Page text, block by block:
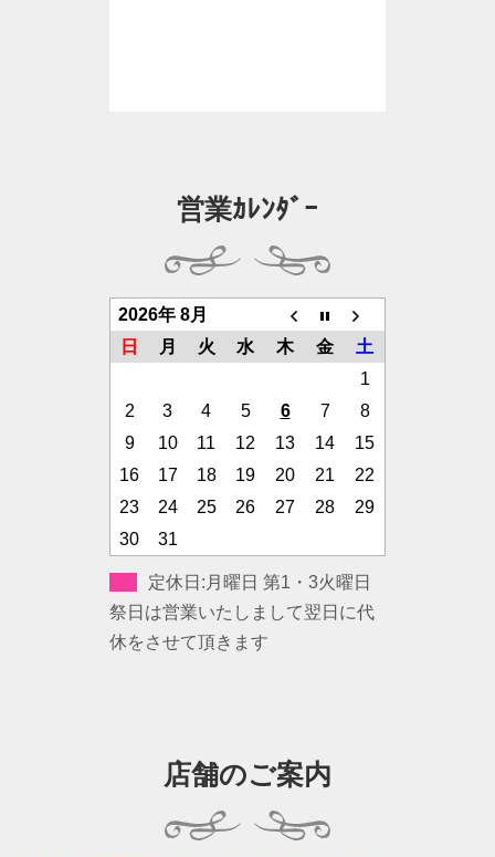
営業ｶﾚﾝﾀﾞｰ
2026年 8月
日
月 火 水 木 金
土
1
2
3 4 5 6 7
8
9
10 11 12 13 14
15
16
17 18 19 20 21
22
23
24 25 26 27 28
29
30
31
定休日:月曜日 第1・3火曜日
祭日は営業いたしまして翌日に代
休をさせて頂きます
店舗のご案内